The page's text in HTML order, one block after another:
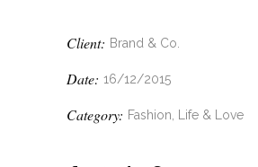
Client: Brand & Co.
Date: 16/12/2015
Category: Fashion, Life & Love